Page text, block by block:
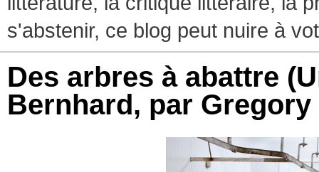
s'abstenir, ce blog peut nuire à
Des arbres à abattre
Bernhard, par Gregory